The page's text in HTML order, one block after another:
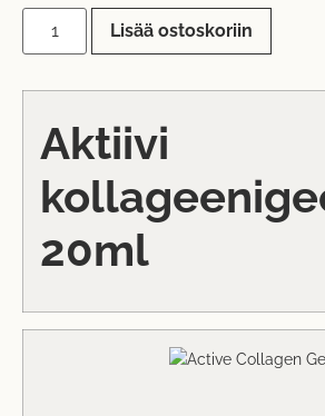
Lisää ostoskoriin
Aktiivi
20ml